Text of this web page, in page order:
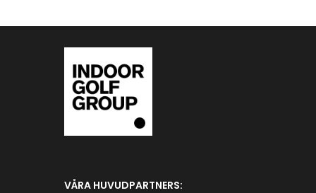
VÅRA HUVUDPARTNERS: